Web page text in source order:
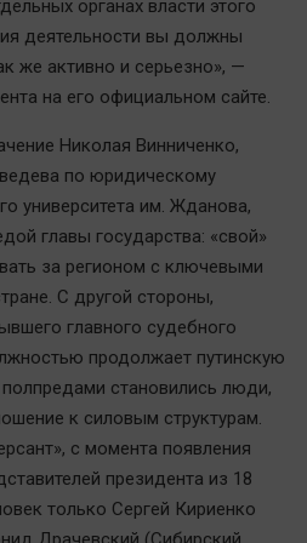
органах власти этого
деятельности вы должны
же активно и серьезно», —
на его официальном сайте.
Николая Винниченко,
по юридическому
университета им. Жданова,
главы государства: «свой»
за регионом с ключевыми
С другой стороны,
главного судебного
продолжает путинскую
становились люди,
к силовым структурам.
с момента появления
президента из 18
только Сергей Кириенко